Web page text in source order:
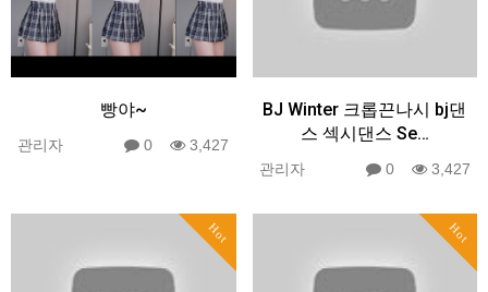
빵야~
관리자 0 3,427
BJ Winter 크롭끈나시 bj댄
스 섹시댄스 Se…
관리자 0 3,427
Hot Hot